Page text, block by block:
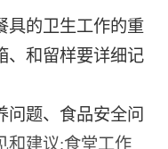
具的卫生工作的重
、和留样要详细记
问题、食品安全问
和建议;食堂工作